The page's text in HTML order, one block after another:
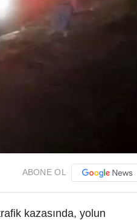
ABONE OL
kazasında, yolun